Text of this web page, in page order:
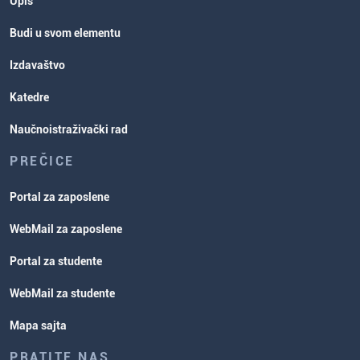
Budi u svom elementu
Izdavaštvo
Katedre
Naučnoistraživački rad
PREČICE
Portal za zaposlene
WebMail za zaposlene
Portal za studente
WebMail za studente
Mapa sajta